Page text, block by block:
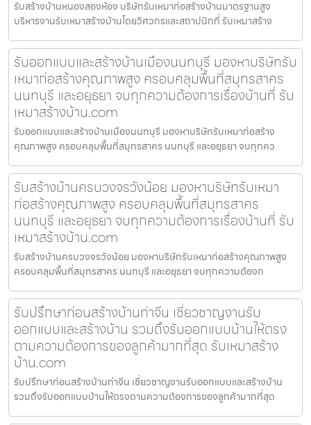
รับสร้างบ้านหนองสองห้อง บริษัทรับเหมาก่อสร้างบ้านมาตรฐานสูง
บริหารงานรับเหมาสร้างบ้านโดยวิศวกรและสถาปนิกที่ รับเหมาสร้าง
รับออกแบบและสร้างบ้านเมืองนนทบุรี มองหาบริษัทรับ
เหมาก่อสร้างคุณภาพสูง ครอบคลุมพื้นที่สมุทรสาคร
นนทบุรี และอยุธยา จบทุกความต้องการเรื่องบ้านที่ รับ
เหมาสร้างบ้าน.com
รับออกแบบและสร้างบ้านเมืองนนทบุรี มองหาบริษัทรับเหมาก่อสร้าง
คุณภาพสูง ครอบคลุมพื้นที่สมุทรสาคร นนทบุรี และอยุธยา จบทุกคว
รับสร้างบ้านครบวงจรวังน้อย มองหาบริษัทรับเหมา
ก่อสร้างคุณภาพสูง ครอบคลุมพื้นที่สมุทรสาคร
นนทบุรี และอยุธยา จบทุกความต้องการเรื่องบ้านที่ รับ
เหมาสร้างบ้าน.com
รับสร้างบ้านครบวงจรวังน้อย มองหาบริษัทรับเหมาก่อสร้างคุณภาพสูง
ครอบคลุมพื้นที่สมุทรสาคร นนทบุรี และอยุธยา จบทุกความต้องก
รับปรึกษาก่อนสร้างบ้านท่าจีน เชี่ยวชาญงานรับ
ออกแบบและสร้างบ้าน รวมถึงรับออกแบบบ้านให้ตรง
ตามความต้องการของลูกค้ามากที่สุด รับเหมาสร้าง
บ้าน.com
รับปรึกษาก่อนสร้างบ้านท่าจีน เชี่ยวชาญงานรับออกแบบและสร้างบ้าน
รวมถึงรับออกแบบบ้านให้ตรงตามความต้องการของลูกค้ามากที่สุด